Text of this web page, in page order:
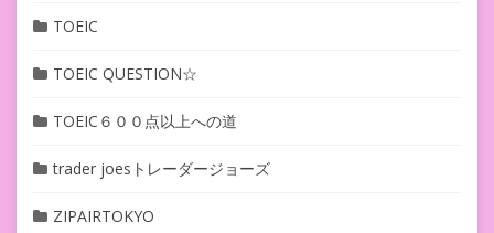
TOEIC
TOEIC QUESTION☆
TOEIC６００点以上への道
trader joesトレーダージョーズ
ZIPAIRTOKYO